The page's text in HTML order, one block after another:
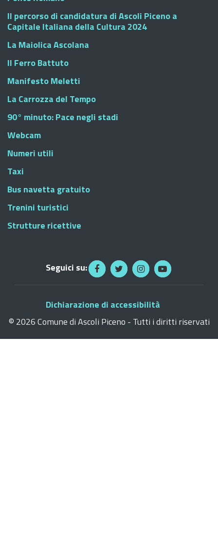
Il percorso di candidatura di Ascoli Piceno a
Capitale Italiana della Cultura 2024
La Maiolica Ascolana
Il Ferro Battuto
Manifesto Meletti
La Carrozza del Tempo
90° minuto: Pace negli stadi
Webcam
Numeri utili
Taxi
Bus navetta gratuito
Trenini turistici
Strutture ricettive
Seguici su:
Dichiarazione di accessibilità
© 2026 Comune di Ascoli Piceno - Tutti i diritti riservati